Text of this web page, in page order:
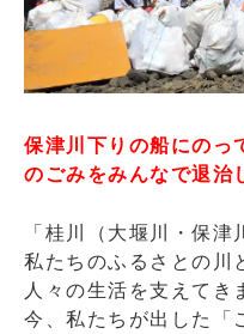
む」
開
の
知
ら
せ
保津川下りの船にのっ
のごみをみんなで退治
「桂川（大堰川・保
私たちのふるさとの川
人々の生活を支えてき
今、私たちが出した「